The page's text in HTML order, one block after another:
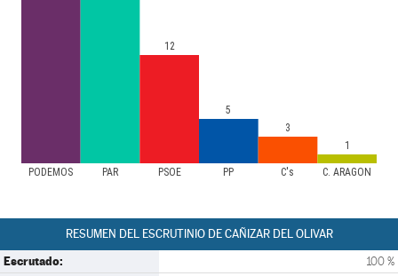
PODEMOS PAR PSOE PP C's C. ARAGON
12
5
3
1
RESUMEN DEL ESCRUTINIO DE CAÑIZAR DEL OLIVAR
Escrutado: 100 %